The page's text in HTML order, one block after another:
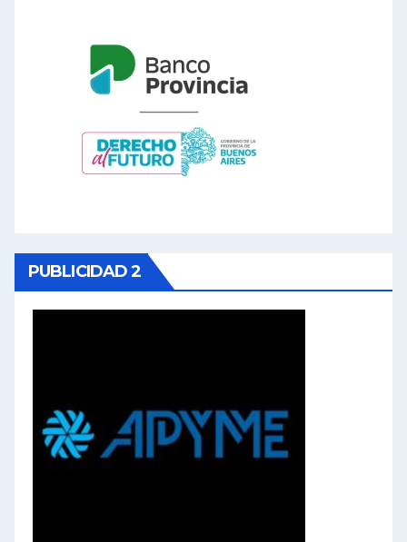
PUBLICIDAD 2